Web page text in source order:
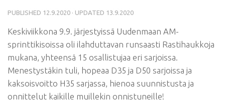
PUBLISHED 12.9.2020 · UPDATED 13.9.2020
Keskiviikkona 9.9. järjestyissä Uudenmaan AM-
sprinttikisoissa oli ilahduttavan runsaasti Rastihaukkoja
mukana, yhteensä 15 osallistujaa eri sarjoissa.
Menestystäkin tuli, hopeaa D35 ja D50 sarjoissa ja
kaksoisvoitto H35 sarjassa, hienoa suunnistusta ja
onnittelut kaikille muillekin onnistuneille!